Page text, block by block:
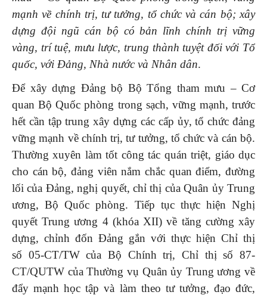
mạnh về chính trị, tư tưởng, tổ chức và cán bộ; xây
dựng đội ngũ cán bộ có bản lĩnh chính trị vững
vàng, trí tuệ, mưu lược, trung thành tuyệt đối với Tổ
quốc, với Đảng, Nhà nước và Nhân dân.
Để xây dựng Đảng bộ Bộ Tổng tham mưu – Cơ
quan Bộ Quốc phòng trong sạch, vững mạnh, trước
hết cần tập trung xây dựng các cấp ủy, tổ chức đảng
vững mạnh về chính trị, tư tưởng, tổ chức và cán bộ.
Thường xuyên làm tốt công tác quán triệt, giáo dục
cho cán bộ, đảng viên nắm chắc quan điểm, đường
lối của Đảng, nghị quyết, chỉ thị của Quân ủy Trung
ương, Bộ Quốc phòng. Tiếp tục thực hiện Nghị
quyết Trung ương 4 (khóa XII) về tăng cường xây
dựng, chỉnh đốn Đảng gắn với thực hiện Chỉ thị
số 05-CT/TW của Bộ Chính trị, Chỉ thị số 87-
CT/QUTW của Thường vụ Quân ủy Trung ương về
đẩy mạnh học tập và làm theo tư tưởng, đạo đức,